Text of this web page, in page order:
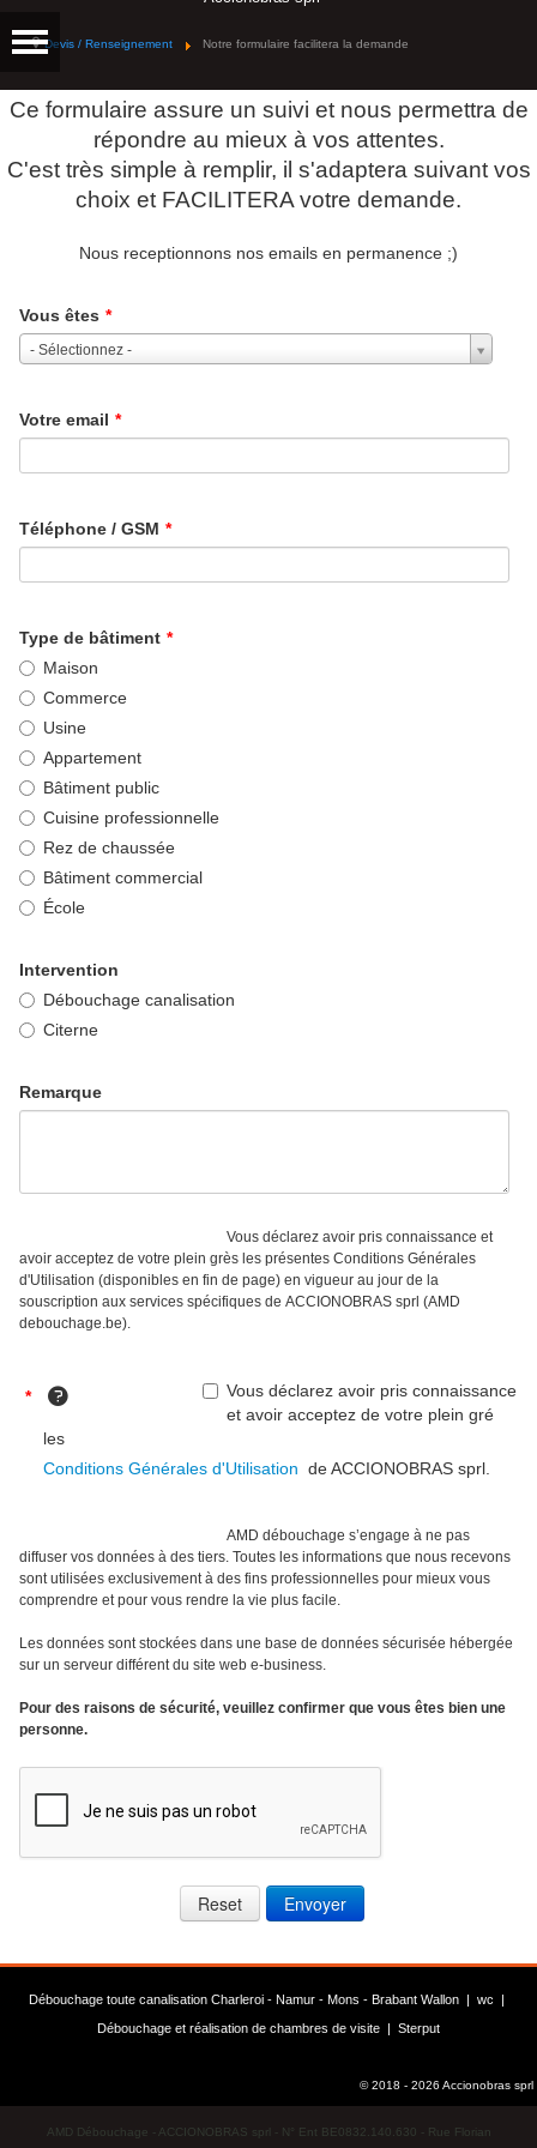
Devis / Renseignement Notre formulaire facilitera la demande
Ce formulaire assure un suivi et nous permettra de
répondre au mieux à vos attentes.
C'est très simple à remplir, il s'adaptera suivant vos
choix et FACILITERA votre demande.
Nous receptionnons nos emails en permanence ;)
Vous êtes *
- Sélectionnez -
Votre email *
Téléphone / GSM *
Type de bâtiment *
Maison
Commerce
Usine
Appartement
Bâtiment public
Cuisine professionnelle
Rez de chaussée
Bâtiment commercial
École
Intervention
Débouchage canalisation
Citerne
Remarque
Vous déclarez avoir pris connaissance et
avoir acceptez de votre plein grès les présentes Conditions Générales
d'Utilisation (disponibles en fin de page) en vigueur au jour de la
souscription aux services spécifiques de ACCIONOBRAS sprl (AMD
debouchage.be).
*
Vous déclarez avoir pris connaissance
et avoir acceptez de votre plein gré
les
Conditions Générales d'Utilisation de ACCIONOBRAS sprl.
AMD débouchage s’engage à ne pas
diffuser vos données à des tiers. Toutes les informations que nous recevons
sont utilisées exclusivement à des fins professionnelles pour mieux vous
comprendre et pour vous rendre la vie plus facile.
Les données sont stockées dans une base de données sécurisée hébergée
sur un serveur différent du site web e-business.
Pour des raisons de sécurité, veuillez confirmer que vous êtes bien une
personne.
Reset Envoyer
Débouchage toute canalisation Charleroi - Namur - Mons - Brabant Wallon | wc |
Débouchage et réalisation de chambres de visite | Sterput
© 2018 - 2026 Accionobras sprl
AMD Débouchage - ACCIONOBRAS sprl - N° Ent BE0832.140.630 - Rue Florian